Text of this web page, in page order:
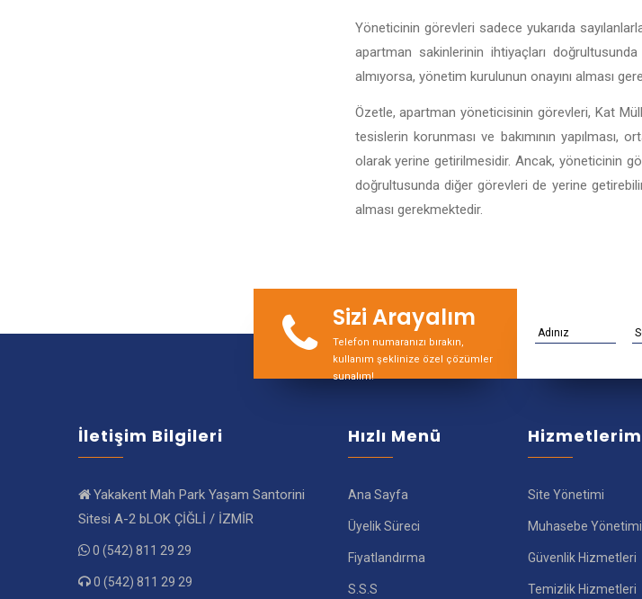
Yöneticinin görevleri sadece yukarıda
apartman sakinlerinin ihtiyaçları
almıyorsa, yönetim kurulunun onayını alması
Özetle, apartman yöneticisinin görevleri, Kat
tesislerin korunması ve bakımının
olarak yerine getirilmesidir. Ancak, yöneticinin
doğrultusunda diğer görevleri de yerine
alması gerekmektedir.
Sizi Arayalım
Telefon numaranızı bırakın,
kullanım şeklinize özel çözümler
sunalım!
İletişim Bilgileri
Yakakent Mah Park Yaşam Santorini
Sitesi A-2 bLOK ÇİĞLİ / İZMİR
0 (542) 811 29 29
0 (542) 811 29 29
Hızlı Menü
Ana Sayfa
Üyelik Süreci
Fiyatlandırma
S.S.S
Site Yönetimi
Muhasebe Yönetimi
Güvenlik Hizmetleri
Temizlik Hizmetleri